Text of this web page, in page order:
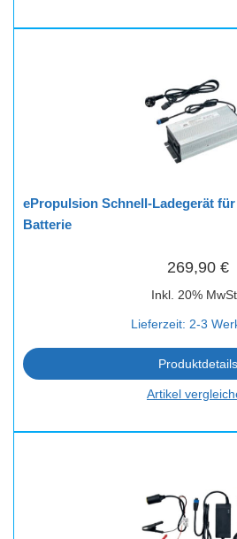
ePropulsion Schnell-Ladegerät
Batterie
269,90 €
Inkl. 20%
Lieferzeit: 2-3
Produktdetails
Artikel